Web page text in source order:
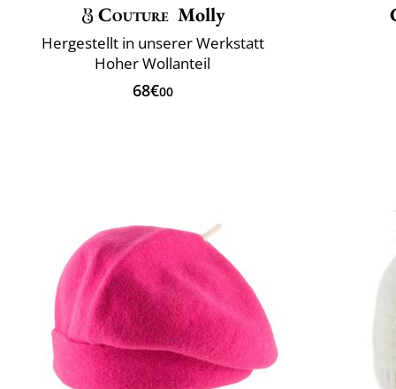
Couture Molly
Hergestellt in unserer Werkstatt
Hoher Wollanteil
68€00